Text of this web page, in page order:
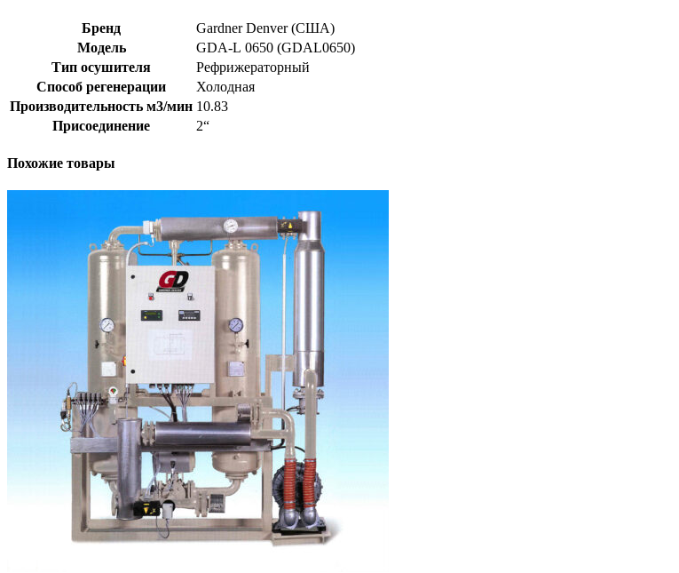
Бренд
Gardner Denver (США)
Модель
GDA-L 0650 (GDAL0650)
Тип осушителя
Рефрижераторный
Способ регенерации
Холодная
Производительность м3/мин 10.83
Присоединение
2“
Похожие товары